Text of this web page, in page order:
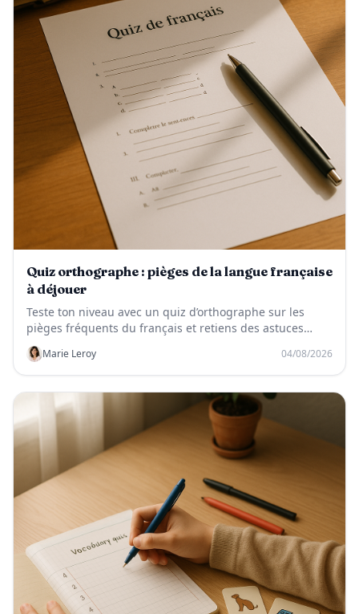
Quiz orthographe : pièges de la langue française
à déjouer
Teste ton niveau avec un quiz d’orthographe sur les
pièges fréquents du français et retiens des astuces
simples pour éviter les fautes.
Marie Leroy 04/08/2026